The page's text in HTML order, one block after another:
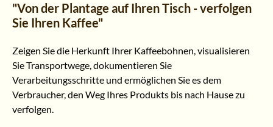
"Von der Plantage auf Ihren Tisch - verfolgen
Sie Ihren Kaffee"
Zeigen Sie die Herkunft Ihrer Kaffeebohnen, visualisieren
Sie Transportwege, dokumentieren Sie
Verarbeitungsschritte und ermöglichen Sie es dem
Verbraucher, den Weg Ihres Produkts bis nach Hause zu
verfolgen.